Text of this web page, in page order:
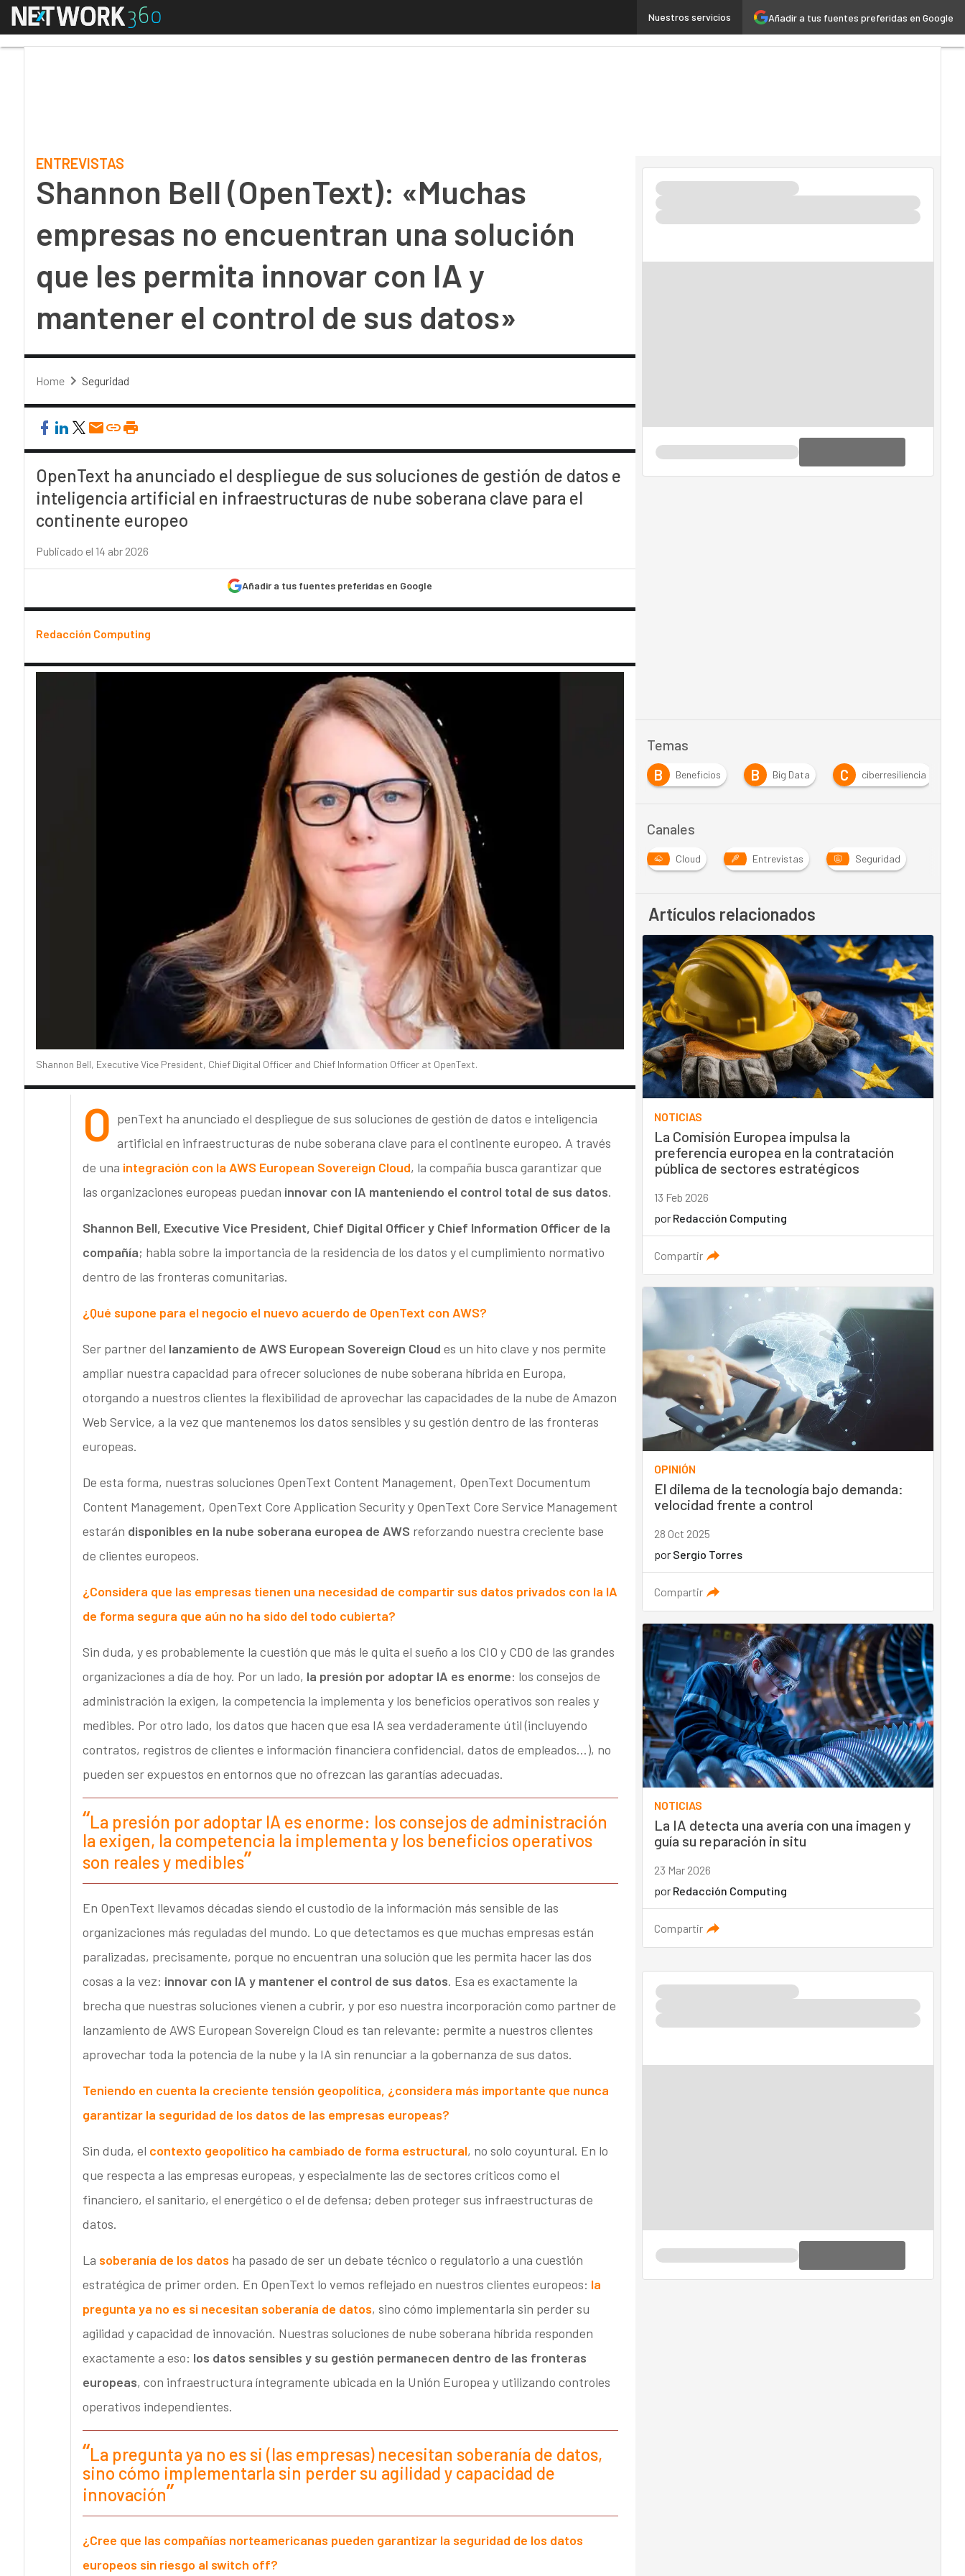
Añadir a tus fuentes preferidas en Google
Nuestros servicios
Menú Shannon Bell (OpenText): «Muchas empresas no encuentran una solución que les permita innovar con IA y mantener el control de sus
ENTREVISTAS
Shannon Bell (OpenText): «Muchas
empresas no encuentran una solución
que les permita innovar con IA y
mantener el control de sus datos»
Home Seguridad
OpenText ha anunciado el despliegue de sus soluciones de gestión de datos e
inteligencia artificial en infraestructuras de nube soberana clave para el
continente europeo
Publicado el 14 abr 2026
Añadir a tus fuentes preferidas en Google
Redacción Computing
Shannon Bell, Executive Vice President, Chief Digital Officer and Chief Information Officer at OpenText.
O penText ha anunciado el despliegue de sus soluciones de gestión de datos e inteligencia
artificial en infraestructuras de nube soberana clave para el continente europeo. A través
de una integración con la AWS European Sovereign Cloud, la compañía busca garantizar que
las organizaciones europeas puedan innovar con IA manteniendo el control total de sus datos.
Shannon Bell, Executive Vice President, Chief Digital Officer y Chief Information Officer de la
compañía; habla sobre la importancia de la residencia de los datos y el cumplimiento normativo
dentro de las fronteras comunitarias.
¿Qué supone para el negocio el nuevo acuerdo de OpenText con AWS?
Ser partner del lanzamiento de AWS European Sovereign Cloud es un hito clave y nos permite
ampliar nuestra capacidad para ofrecer soluciones de nube soberana híbrida en Europa,
otorgando a nuestros clientes la flexibilidad de aprovechar las capacidades de la nube de Amazon
Web Service, a la vez que mantenemos los datos sensibles y su gestión dentro de las fronteras
europeas.
De esta forma, nuestras soluciones OpenText Content Management, OpenText Documentum
Content Management, OpenText Core Application Security y OpenText Core Service Management
estarán disponibles en la nube soberana europea de AWS reforzando nuestra creciente base
de clientes europeos.
¿Considera que las empresas tienen una necesidad de compartir sus datos privados con la IA
de forma segura que aún no ha sido del todo cubierta?
Sin duda, y es probablemente la cuestión que más le quita el sueño a los CIO y CDO de las grandes
organizaciones a día de hoy. Por un lado, la presión por adoptar IA es enorme: los consejos de
administración la exigen, la competencia la implementa y los beneficios operativos son reales y
medibles. Por otro lado, los datos que hacen que esa IA sea verdaderamente útil (incluyendo
contratos, registros de clientes e información financiera confidencial, datos de empleados…), no
pueden ser expuestos en entornos que no ofrezcan las garantías adecuadas.
La presión por adoptar IA es enorme: los consejos de administración
la exigen, la competencia la implementa y los beneficios operativos
son reales y medibles
En OpenText llevamos décadas siendo el custodio de la información más sensible de las
organizaciones más reguladas del mundo. Lo que detectamos es que muchas empresas están
paralizadas, precisamente, porque no encuentran una solución que les permita hacer las dos
cosas a la vez: innovar con IA y mantener el control de sus datos. Esa es exactamente la
brecha que nuestras soluciones vienen a cubrir, y por eso nuestra incorporación como partner de
lanzamiento de AWS European Sovereign Cloud es tan relevante: permite a nuestros clientes
aprovechar toda la potencia de la nube y la IA sin renunciar a la gobernanza de sus datos.
Teniendo en cuenta la creciente tensión geopolítica, ¿considera más importante que nunca
garantizar la seguridad de los datos de las empresas europeas?
Sin duda, el contexto geopolítico ha cambiado de forma estructural, no solo coyuntural. En lo
que respecta a las empresas europeas, y especialmente las de sectores críticos como el
financiero, el sanitario, el energético o el de defensa; deben proteger sus infraestructuras de
datos.
La soberanía de los datos ha pasado de ser un debate técnico o regulatorio a una cuestión
estratégica de primer orden. En OpenText lo vemos reflejado en nuestros clientes europeos: la
pregunta ya no es si necesitan soberanía de datos, sino cómo implementarla sin perder su
agilidad y capacidad de innovación. Nuestras soluciones de nube soberana híbrida responden
exactamente a eso: los datos sensibles y su gestión permanecen dentro de las fronteras
europeas, con infraestructura íntegramente ubicada en la Unión Europea y utilizando controles
operativos independientes.
La pregunta ya no es si (las empresas) necesitan soberanía de datos,
sino cómo implementarla sin perder su agilidad y capacidad de
innovación
¿Cree que las compañías norteamericanas pueden garantizar la seguridad de los datos
europeos sin riesgo al switch off?
Temas
B Beneficios B Big Data C ciberresiliencia
Canales
Cloud Entrevistas Seguridad
Artículos relacionados
NOTICIAS
La Comisión Europea impulsa la
preferencia europea en la contratación
pública de sectores estratégicos
13 Feb 2026
por Redacción Computing
Compartir
OPINIÓN
El dilema de la tecnología bajo demanda:
velocidad frente a control
28 Oct 2025
por Sergio Torres
Compartir
NOTICIAS
La IA detecta una avería con una imagen y
guía su reparación in situ
23 Mar 2026
por Redacción Computing
Compartir